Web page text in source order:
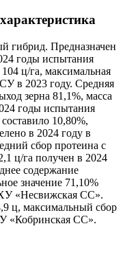
гибрид. Предназначен
годы испытания
ц/га, максимальная
в 2023 году. Средняя
зерна 81,1%, масса
годы испытания
10,80%,
в 2024 году в
сбор протеина с
ц/га получен в 2024
содержание
значение 71,10%
«Несвижская CC».
ц, максимальный сбор
«Кобринская СС».